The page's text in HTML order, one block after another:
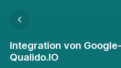
Integration von
Qualido.IO